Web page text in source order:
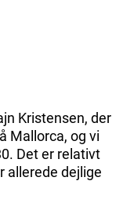
Kristensen, der
Mallorca, og vi
Det er relativt
allerede dejlige